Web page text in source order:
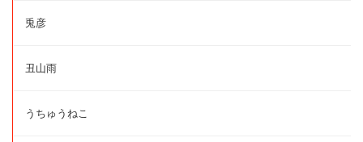
兎彦
丑山雨
うちゅうねこ